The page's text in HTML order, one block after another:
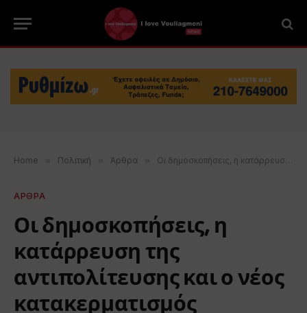
Home » Πολιτική » Άρθρα » Οι δημοσκοπήσεις, η κατάρρευση της αντιπολίτευσης και ο νέος κατακερματισμός
ΑΡΘΡΑ
Οι δημοσκοπήσεις, η
κατάρρευση της
αντιπολίτευσης και ο νέος
κατακερματισμός